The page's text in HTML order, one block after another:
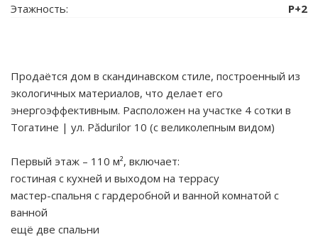
Этажность:
P+2
Продаётся дом в скандинавском стиле, построенный из
экологичных материалов, что делает его
энергоэффективным. Расположен на участке 4 сотки в
Тогатине | ул. Pădurilor 10 (с великолепным видом)
Первый этаж – 110 м², включает:
гостиная с кухней и выходом на террасу
мастер-спальня с гардеробной и ванной комнатой с
ванной
ещё две спальни